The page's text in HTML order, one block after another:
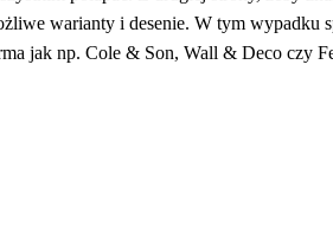
warianty i desenie. W tym wypadku
jak np. Cole & Son, Wall & Deco czy